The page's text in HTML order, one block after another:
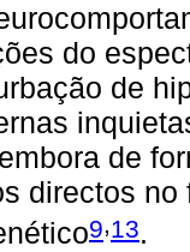
do
de
de
directos
9,13.